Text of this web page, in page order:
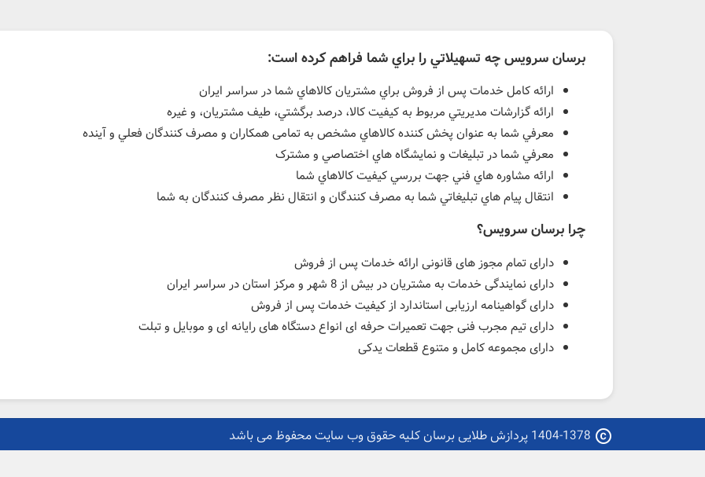
برسان سرویس چه تسهيلاتي را براي شما فراهم کرده است:
ارائه کامل خدمات پس از فروش براي مشتريان كالاهاي شما در سراسر ايران
ارائه گزارشات مديريتي مربوط به كيفيت كالا، درصد برگشتي، طيف مشتريان، و غیره
معرفي شما به عنوان پخش کننده کالاهاي مشخص به تمامی همکاران و مصرف کنندگان فعلي و آينده
معرفي شما در تبليغات و نمايشگاه هاي اختصاصي و مشترک
ارائه مشاوره هاي فني جهت بررسي کيفيت کالاهاي شما
انتقال پيام هاي تبليغاتي شما به مصرف کنندگان و انتقال نظر مصرف کنندگان به شما
چرا برسان سرویس؟
دارای تمام مجوز های قانونی ارائه خدمات پس از فروش
دارای نمایندگی خدمات به مشتریان در بیش از 8 شهر و مرکز استان در سراسر ایران
دارای گواهینامه ارزیابی استاندارد از کیفیت خدمات پس از فروش
دارای تیم مجرب فنی جهت تعمیرات حرفه ای انواع دستگاه های رایانه ای و موبایل و تبلت
دارای مجموعه کامل و متنوع قطعات یدکی
copyright